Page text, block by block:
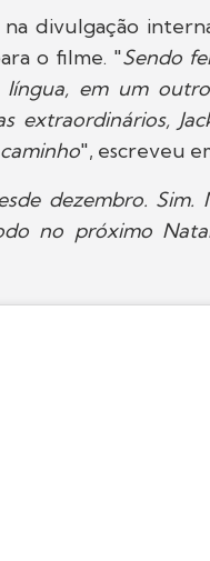
divulgação
o filme. "Sendo
em um
extraordinários,
", escreveu
dezembro. Sim.
no próximo